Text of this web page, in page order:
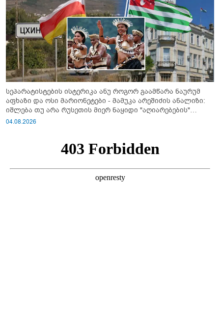
სეპარატისტების ისტერიკა ანუ როგორ გაამწარა ნაურუმ
აფხაზი და ოსი მარიონეტები - მამუკა არეშიძის ანალიზი:
იშლება თუ არა რუსეთის მიერ ნაყიდი "აღიარებების"
სისტემა?!
04.08.2026